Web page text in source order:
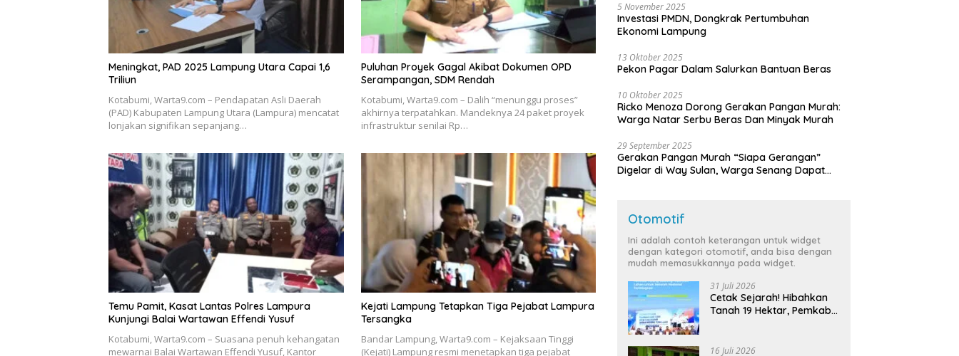
Meningkat, PAD 2025 Lampung Utara Capai 1,6
Triliun
Kotabumi, Warta9.com – Pendapatan Asli Daerah
(PAD) Kabupaten Lampung Utara (Lampura) mencatat
lonjakan signifikan sepanjang…
Puluhan Proyek Gagal Akibat Dokumen OPD
Serampangan, SDM Rendah
Kotabumi, Warta9.com – Dalih “menunggu proses”
akhirnya terpatahkan. Mandeknya 24 paket proyek
infrastruktur senilai Rp…
Temu Pamit, Kasat Lantas Polres Lampura
Kunjungi Balai Wartawan Effendi Yusuf
Kotabumi, Warta9.com – Suasana penuh kehangatan
mewarnai Balai Wartawan Effendi Yusuf, Kantor
Kejati Lampung Tetapkan Tiga Pejabat Lampura
Tersangka
Bandar Lampung, Warta9.com – Kejaksaan Tinggi
(Kejati) Lampung resmi menetapkan tiga pejabat
5 November 2025
Investasi PMDN, Dongkrak Pertumbuhan
Ekonomi Lampung
13 Oktober 2025
Pekon Pagar Dalam Salurkan Bantuan Beras
10 Oktober 2025
Ricko Menoza Dorong Gerakan Pangan Murah:
Warga Natar Serbu Beras Dan Minyak Murah
29 September 2025
Gerakan Pangan Murah “Siapa Gerangan”
Digelar di Way Sulan, Warga Senang Dapat
Otomotif
Ini adalah contoh keterangan untuk widget
dengan kategori otomotif, anda bisa dengan
mudah memasukkannya pada widget.
31 Juli 2026
Cetak Sejarah! Hibahkan
Tanah 19 Hektar, Pemkab
Terintegrasi Pertama di
16 Juli 2026